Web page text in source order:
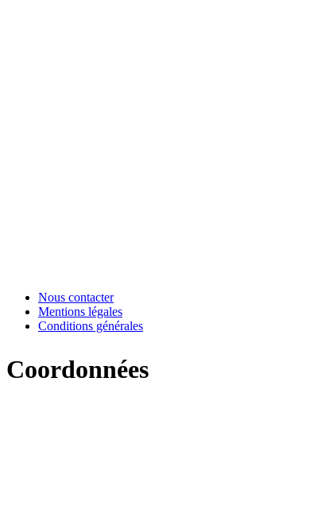
Nous contacter
Mentions légales
Conditions générales
Coordonnées